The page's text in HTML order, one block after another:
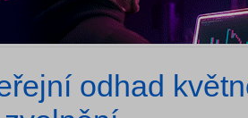
odhad